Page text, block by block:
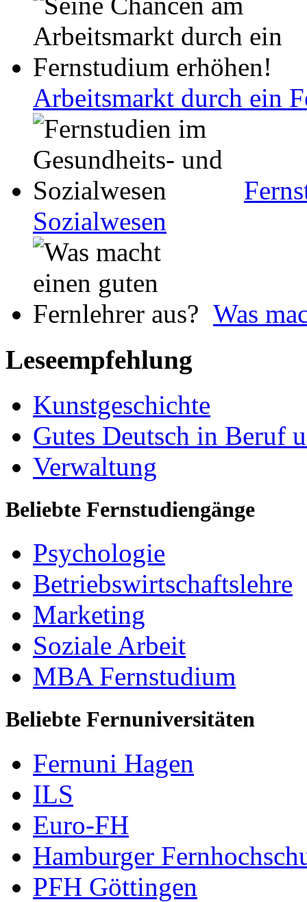
Arbeitsmarkt durch ein
Sozialwesen
Was
Leseempfehlung
Kunstgeschichte
Gutes Deutsch in Beruf
Verwaltung
Beliebte Fernstudiengänge
Psychologie
Betriebswirtschaftslehre
Marketing
Soziale Arbeit
MBA Fernstudium
Beliebte Fernuniversitäten
Fernuni Hagen
ILS
Euro-FH
Hamburger
PFH Göttingen